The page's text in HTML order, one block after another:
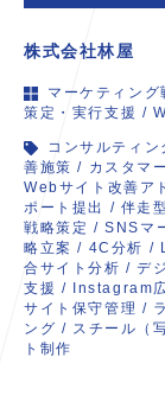
株式会社林屋
マーケティング
策定・実行支援 /
コンサルティン
善施策 / カスタマ
Webサイト改善ア
ポート提出
/ 伴走
戦略策定 /SNSマ
略立案 / 4C分析 /
合サイト分析 /デ
支援 / Instagram
サイト保守管理 /
ング / スチール（
ト制作